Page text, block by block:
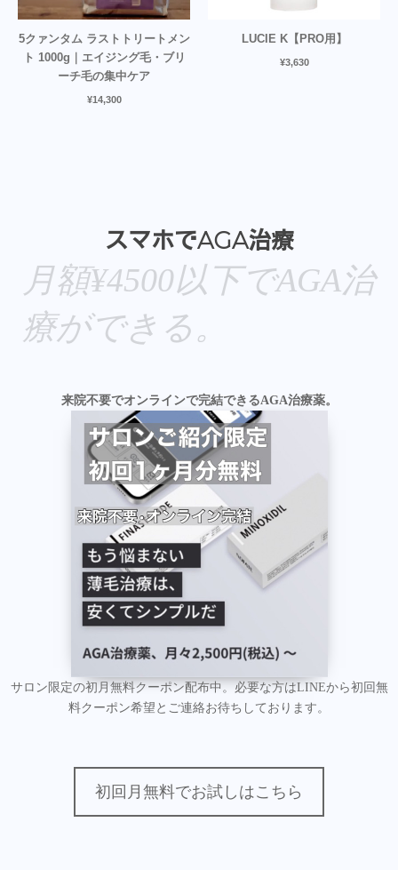
5クァンタム ラストトリートメン
ト 1000g｜エイジング毛・ブリ
ーチ毛の集中ケア
¥14,300
LUCIE K【PRO用】
¥3,630
スマホでAGA治療
月額¥4500以下でAGA治
療ができる。
来院不要でオンラインで完結できるAGA治療薬。
サロン限定の初月無料クーポン配布中。必要な方はLINEから初回無
料クーポン希望とご連絡お待ちしております。
初回月無料でお試しはこちら